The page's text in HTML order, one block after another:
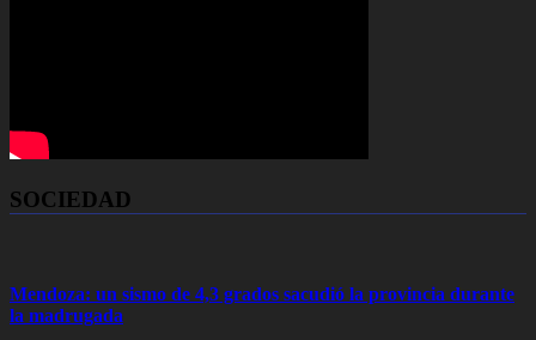
SOCIEDAD
Mendoza: un sismo de 4,3 grados sacudió la provincia durante
la madrugada